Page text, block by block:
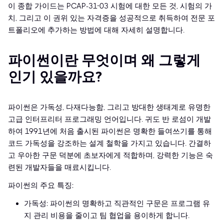
이 종합 가이드는 PCAP-31-03 시험에 대한 모든 것, 시험의 가
치, 그리고 이 권위 있는 자격증을 성공적으로 취득하여 전문 포
트폴리오에 추가하는 방법에 대해 자세히 설명합니다.
파이썬이란 무엇이며 왜 그렇게
인기 있을까요?
파이썬은 가독성, 다재다능함, 그리고 방대한 생태계로 유명한
고급 인터프리터 프로그래밍 언어입니다. 귀도 반 로섬이 개발
하여 1991년에 처음 출시된 파이썬은 명확한 들여쓰기를 통해
코드 가독성을 강조하는 설계 철학을 가지고 있습니다. 간결하
고 우아한 구문 덕분에 초보자에게 적합하며, 강력한 기능은 숙
련된 개발자들을 매료시킵니다.
파이썬의 주요 특징:
가독성: 파이썬의 명확하고 직관적인 구문은 프로그램 유
지 관리 비용을 줄이고 팀 협업을 용이하게 합니다.